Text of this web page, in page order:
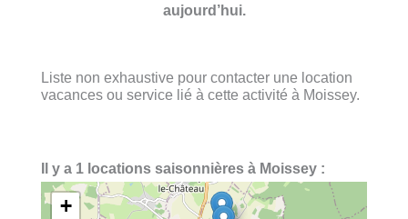
aujourd’hui.
Liste non exhaustive pour contacter une location
vacances ou service lié à cette activité à Moissey.
Il y a 1 locations saisonnières à Moissey :
+